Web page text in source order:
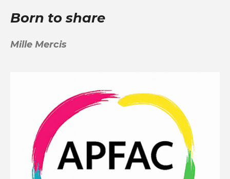
Born to share
Mille Mercis